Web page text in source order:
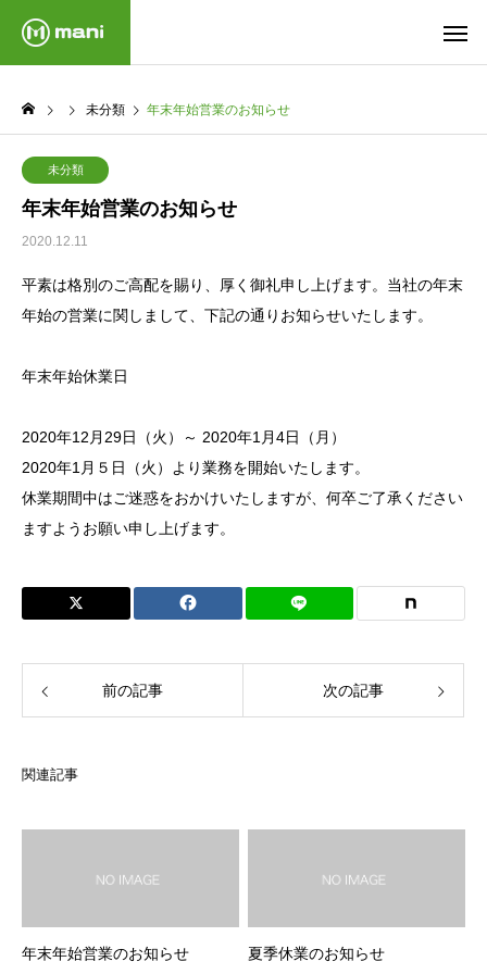
未分類 年末年始営業のお知らせ
未分類
年末年始営業のお知らせ
2020.12.11
平素は格別のご高配を賜り、厚く御礼申し上げます。当社の年末
年始の営業に関しまして、下記の通りお知らせいたします。
年末年始休業日
2020年12月29日（火）～ 2020年1月4日（月）
2020年1月５日（火）より業務を開始いたします。
休業期間中はご迷惑をおかけいたしますが、何卒ご了承ください
ますようお願い申し上げます。
前の記事 次の記事
関連記事
年末年始営業のお知らせ 夏季休業のお知らせ